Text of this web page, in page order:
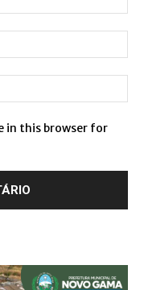
in this browser for